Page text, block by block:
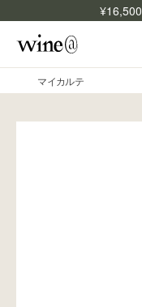
¥16,500
マイカルテ
マイカルテ